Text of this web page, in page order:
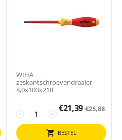
WIHA
zeskantschroevendraaier
8,0x100x218
+
−
€21,39 €25,88
BESTEL